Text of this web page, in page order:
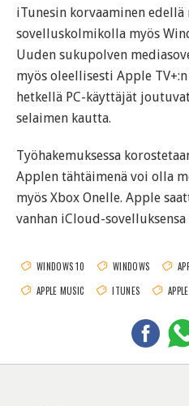
iTunesin korvaaminen
sovelluskolmikolla myös
Uuden sukupolven
myös oleellisesti Apple
hetkellä PC-käyttäjät
selaimen kautta.
Työhakemuksessa
Applen tähtäimenä voi olla
myös Xbox Onelle. Apple
vanhan iCloud-
WINDOWS 10 WINDOWS
APPLE MUSIC
ITUNES APPLE